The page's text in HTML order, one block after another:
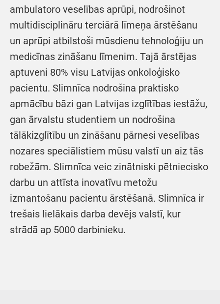
ambulatoro veselības aprūpi, nodrošinot
multidisciplināru terciārā līmeņa ārstēšanu
un aprūpi atbilstoši mūsdienu tehnoloģiju un
medicīnas zināšanu līmenim. Tajā ārstējas
aptuveni 80% visu Latvijas onkoloģisko
pacientu. Slimnīca nodrošina praktisko
apmācību bāzi gan Latvijas izglītības iestāžu,
gan ārvalstu studentiem un nodrošina
tālākizglītību un zināšanu pārnesi veselības
nozares speciālistiem mūsu valstī un aiz tās
robežām. Slimnīca veic zinātniski pētniecisko
darbu un attīsta inovatīvu metožu
izmantošanu pacientu ārstēšanā. Slimnīca ir
trešais lielākais darba devējs valstī, kur
strādā ap 5000 darbinieku.